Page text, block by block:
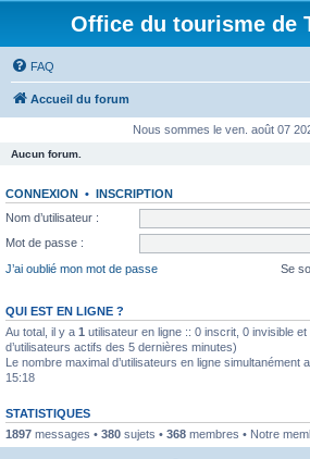
Office du tourisme de
FAQ
Accueil du forum
Nous sommes le ven. août 07
Aucun forum.
CONNEXION • INSCRIPTION
Nom d’utilisateur :
Mot de passe :
J’ai oublié mon mot de passe
Se
QUI EST EN LIGNE ?
Au total, il y a 1 utilisateur en ligne :: 0 inscrit, 0 invisible
d’utilisateurs actifs des 5 dernières minutes)
Le nombre maximal d’utilisateurs en ligne simultanément
15:18
STATISTIQUES
1897 messages • 380 sujets • 368 membres • Notre